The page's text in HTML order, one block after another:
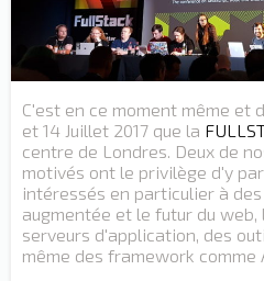
C'est en ce moment même et
et 14 Juillet 2017 que la
centre de Londres. Deux de
motivés ont le privilège d'y
intéressés en particulier à
augmentée et le futur du
serveurs d'application, des
même des framework comme